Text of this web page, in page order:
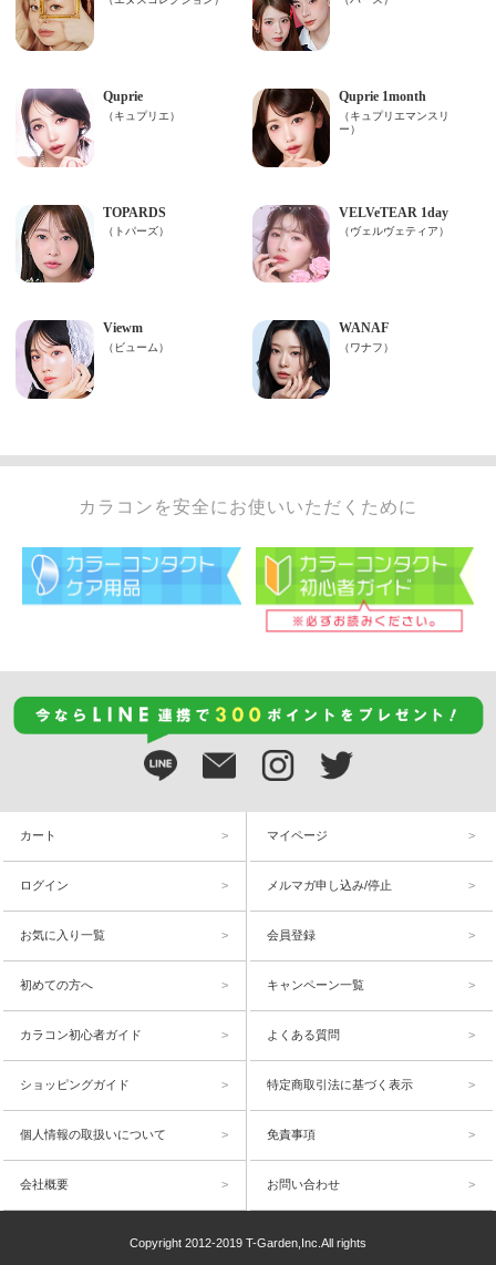
カラコンを安全にお使いいただくために
カート マイページ
ログイン メルマガ申し込み/停止
お気に入り一覧 会員登録
初めての方へ キャンペーン一覧
カラコン初心者ガイド よくある質問
ショッピングガイド 特定商取引法に基づく表示
個人情報の取扱いについて 免責事項
会社概要 お問い合わせ
Copyright 2012-2019 T-Garden,Inc.All rights